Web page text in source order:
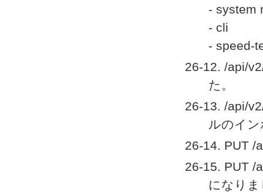
- system
- cli
- speed-
26-12. /api/
た。
26-13. /api/
ルのイ
26-14. PUT /
26-15. PUT /
になり